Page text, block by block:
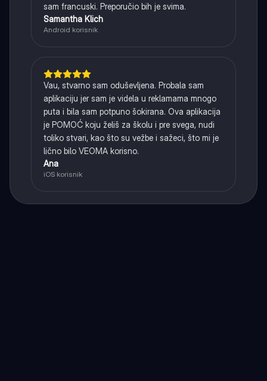
sam francuski. Preporučio bih je svima.
Samantha Klich
Android korisnik
Vau, stvarno sam oduševljena. Probala sam
aplikaciju jer sam je videla u reklamama mnogo
puta i bila sam potpuno šokirana. Ova aplikacija
je POMOĆ koju želiš za školu i pre svega, nudi
toliko stvari, kao što su vežbe i sažeci, što mi je
lično bilo VEOMA korisno.
Ana
iOS korisnik